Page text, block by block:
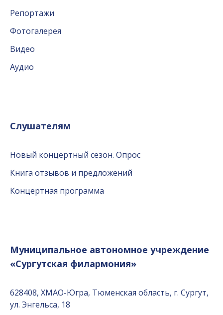
Репортажи
Фотогалерея
Видео
Аудио
Слушателям
Новый концертный сезон. Опрос
Книга отзывов и предложений
Концертная программа
Муниципальное автономное учреждение
«Сургутская филармония»
628408, ХМАО-Югра, Тюменская область, г. Сургут,
ул. Энгельса, 18